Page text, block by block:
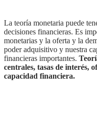
la teoría monetaria puede tener un gran impacto en nuestras
decisiones financieras. Es
monetarias y la oferta y la
poder adquisitivo y nuestra
financieras importantes.
centrales, tasas de interés,
capacidad financiera.